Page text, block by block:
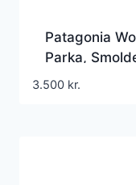
Patagonia
Parka,
3.500 kr.